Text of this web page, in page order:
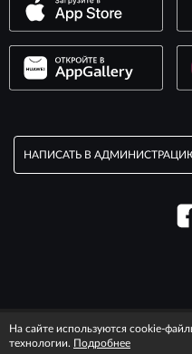
НАПИСАТЬ В
Правовая информация
На сайте используются cookie-
технологии. Подробнее